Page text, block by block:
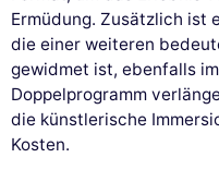
Ermüdung. Zusätzlich ist
die einer weiteren
gewidmet ist, ebenfalls
Doppelprogramm
die künstlerische
Kosten.